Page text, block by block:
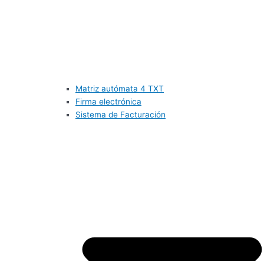
Matriz autómata 4 TXT
Firma electrónica
Sistema de Facturación